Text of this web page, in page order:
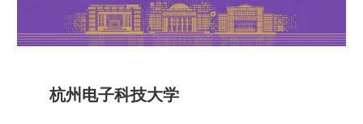
杭州电子科技大学